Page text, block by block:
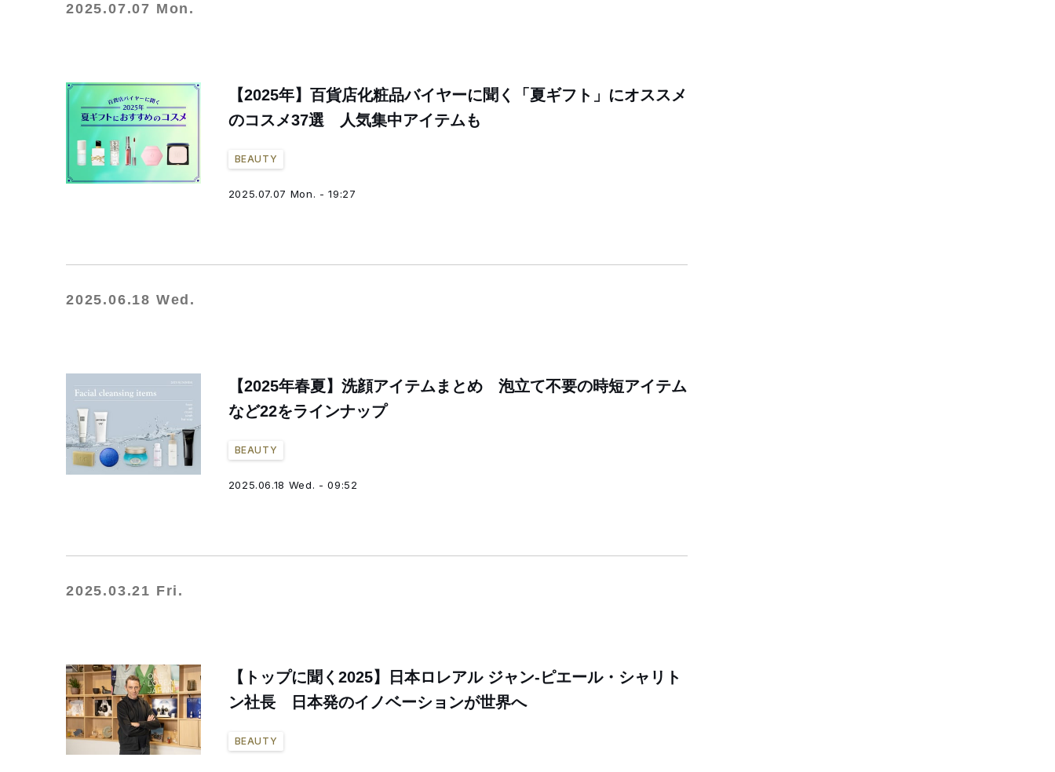
2025.07.07 Mon.
【2025年】百貨店化粧品バイヤーに聞く「夏ギフト」にオススメ
のコスメ37選 人気集中アイテムも
BEAUTY
2025.07.07 Mon. - 19:27
2025.06.18 Wed.
【2025年春夏】洗顔アイテムまとめ 泡立て不要の時短アイテム
など22をラインナップ
BEAUTY
2025.06.18 Wed. - 09:52
2025.03.21 Fri.
【トップに聞く2025】日本ロレアル ジャン-ピエール・シャリト
ン社長 日本発のイノベーションが世界へ
BEAUTY